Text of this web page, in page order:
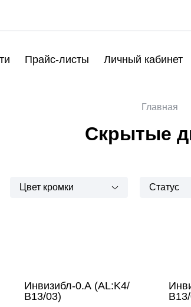
Прайс-листы Личный кабинет
Главная
Скрытые
Цвет кромки Статус
Инвизибл-0.А (AL:K4/
В13/03)